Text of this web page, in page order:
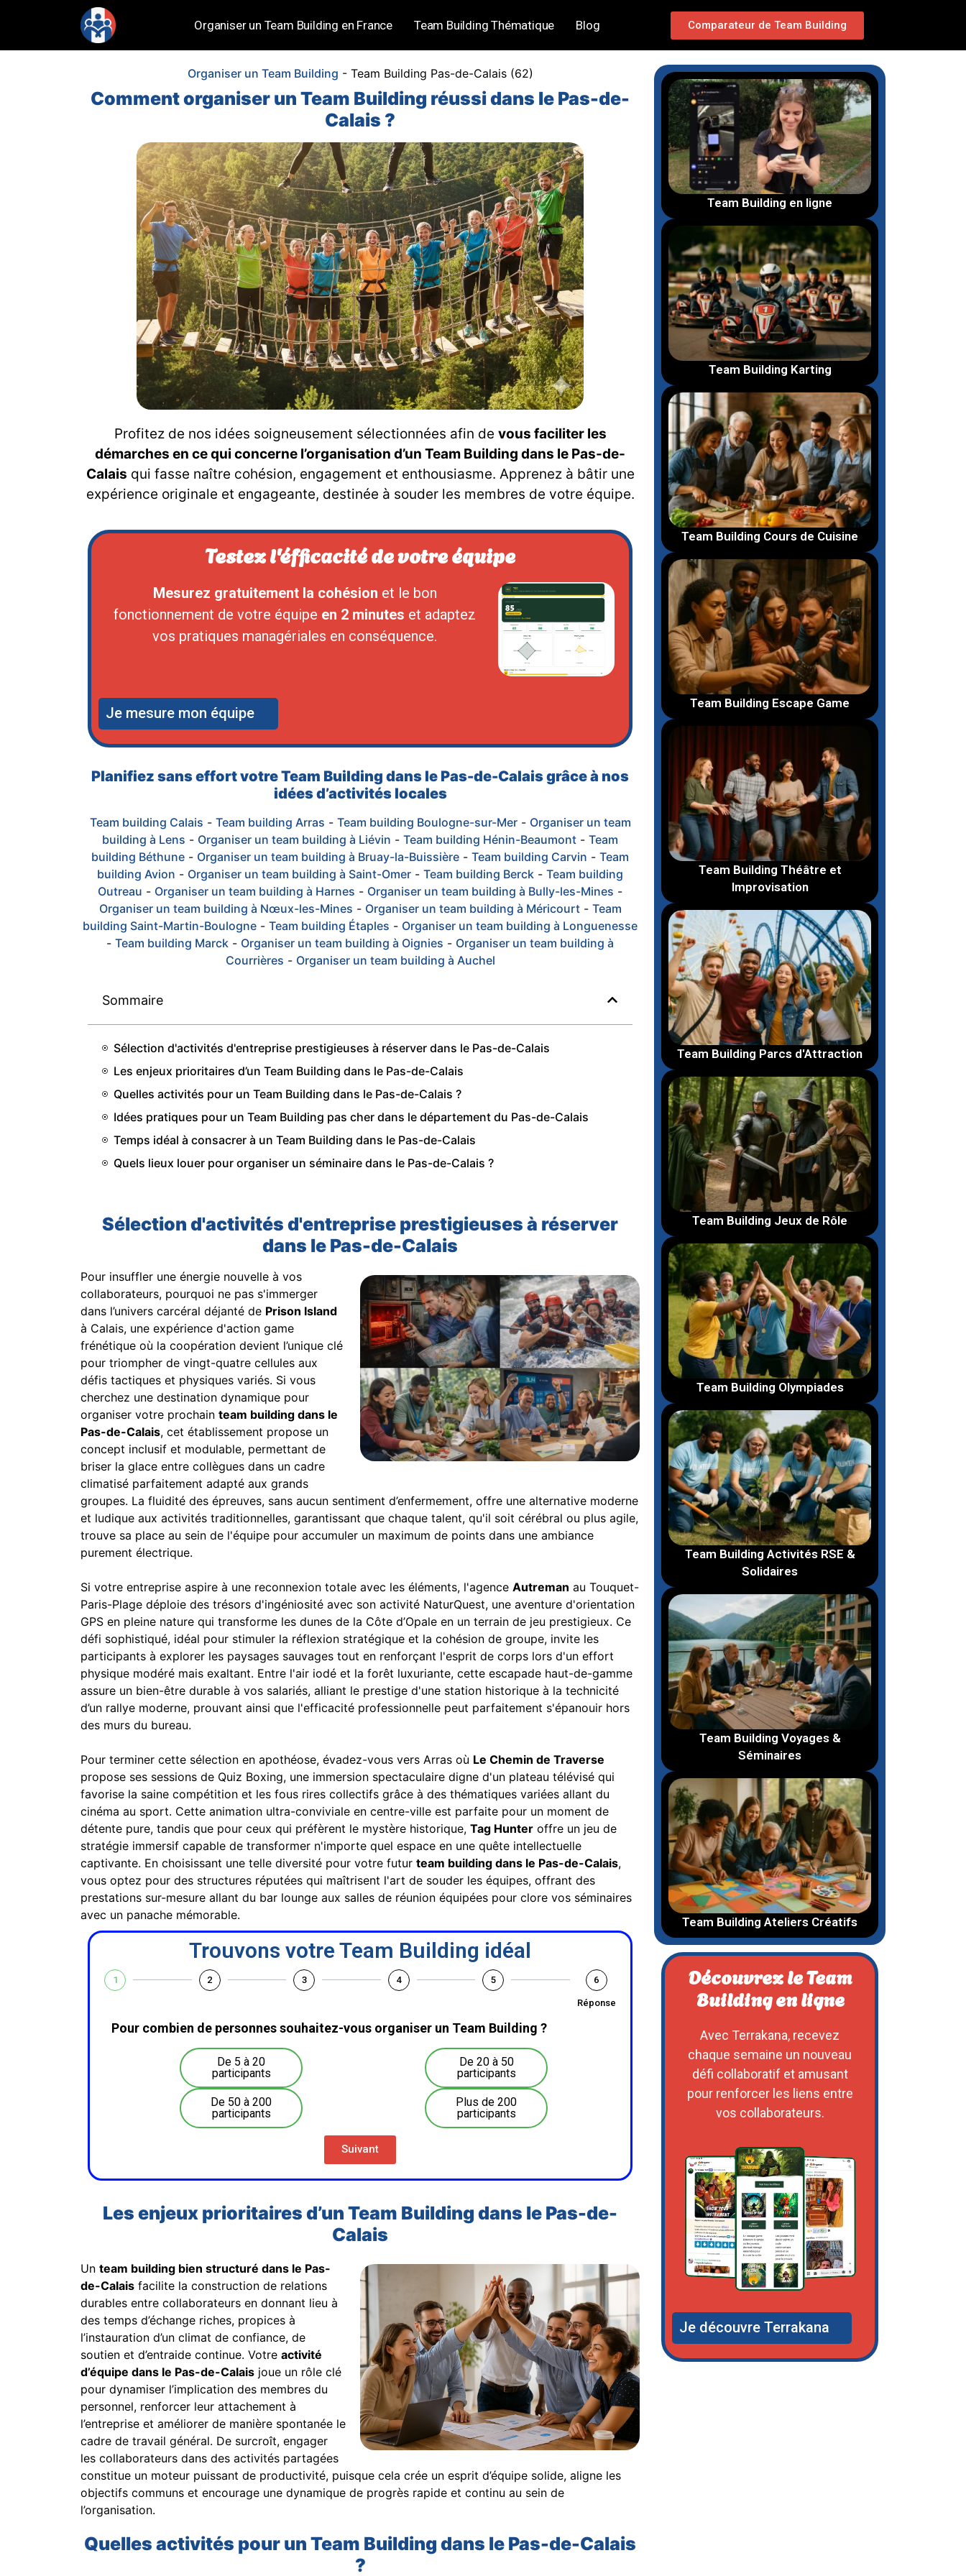
Organiser un Team Building en France Team Building Thématique Blog Comparateur de Team Building
Organiser un Team Building - Team Building Pas-de-Calais (62)
Comment organiser un Team Building réussi dans le Pas-de-
Calais ?
Profitez de nos idées soigneusement sélectionnées afin de vous faciliter les
démarches en ce qui concerne l’organisation d’un Team Building dans le Pas-de-
Calais qui fasse naître cohésion, engagement et enthousiasme. Apprenez à bâtir une
expérience originale et engageante, destinée à souder les membres de votre équipe.
Testez l'éfficacité de votre équipe
Mesurez gratuitement la cohésion et le bon
fonctionnement de votre équipe en 2 minutes et adaptez
vos pratiques managériales en conséquence.
Je mesure mon équipe
Planifiez sans effort votre Team Building dans le Pas-de-Calais grâce à nos
idées d’activités locales
Team building Calais - Team building Arras - Team building Boulogne-sur-Mer- Organiser un team
building à Lens - Organiser un team building à Liévin - Team building Hénin-Beaumont - Team
building Béthune - Organiser un team building à Bruay-la-Buissière - Team building Carvin - Team
building Avion - Organiser un team building à Saint-Omer - Team building Berck - Team building
Outreau - Organiser un team building à Harnes - Organiser un team building à Bully-les-Mines -
Organiser un team building à Nœux-les-Mines - Organiser un team building à Méricourt- Team
building Saint-Martin-Boulogne - Team building Étaples - Organiser un team building à Longuenesse
- Team building Marck - Organiser un team building à Oignies - Organiser un team building à
Courrières - Organiser un team building à Auchel
Sommaire
Sélection d'activités d'entreprise prestigieuses à réserver dans le Pas-de-Calais
Les enjeux prioritaires d’un Team Building dans le Pas-de-Calais
Quelles activités pour un Team Building dans le Pas-de-Calais ?
Idées pratiques pour un Team Building pas cher dans le département du Pas-de-Calais
Temps idéal à consacrer à un Team Building dans le Pas-de-Calais
Quels lieux louer pour organiser un séminaire dans le Pas-de-Calais ?
Sélection d'activités d'entreprise prestigieuses à réserver
dans le Pas-de-Calais
Pour insuffler une énergie nouvelle à vos
collaborateurs, pourquoi ne pas s'immerger
dans l’univers carcéral déjanté de Prison Island
à Calais, une expérience d'action game
frénétique où la coopération devient l’unique clé
pour triompher de vingt-quatre cellules aux
défis tactiques et physiques variés. Si vous
cherchez une destination dynamique pour
organiser votre prochain team building dans le
Pas-de-Calais, cet établissement propose un
concept inclusif et modulable, permettant de
briser la glace entre collègues dans un cadre
climatisé parfaitement adapté aux grands
groupes. La fluidité des épreuves, sans aucun sentiment d’enfermement, offre une alternative moderne
et ludique aux activités traditionnelles, garantissant que chaque talent, qu'il soit cérébral ou plus agile,
trouve sa place au sein de l'équipe pour accumuler un maximum de points dans une ambiance
purement électrique.
Si votre entreprise aspire à une reconnexion totale avec les éléments, l'agence Autreman au Touquet-
Paris-Plage déploie des trésors d'ingéniosité avec son activité NaturQuest, une aventure d'orientation
GPS en pleine nature qui transforme les dunes de la Côte d’Opale en un terrain de jeu prestigieux. Ce
défi sophistiqué, idéal pour stimuler la réflexion stratégique et la cohésion de groupe, invite les
participants à explorer les paysages sauvages tout en renforçant l'esprit de corps lors d'un effort
physique modéré mais exaltant. Entre l'air iodé et la forêt luxuriante, cette escapade haut-de-gamme
assure un bien-être durable à vos salariés, alliant le prestige d'une station historique à la technicité
d’un rallye moderne, prouvant ainsi que l'efficacité professionnelle peut parfaitement s'épanouir hors
des murs du bureau.
Pour terminer cette sélection en apothéose, évadez-vous vers Arras où Le Chemin de Traverse
propose ses sessions de Quiz Boxing, une immersion spectaculaire digne d'un plateau télévisé qui
favorise la saine compétition et les fous rires collectifs grâce à des thématiques variées allant du
cinéma au sport. Cette animation ultra-conviviale en centre-ville est parfaite pour un moment de
détente pure, tandis que pour ceux qui préfèrent le mystère historique, Tag Hunter offre un jeu de
stratégie immersif capable de transformer n'importe quel espace en une quête intellectuelle
captivante. En choisissant une telle diversité pour votre futur team building dans le Pas-de-Calais,
vous optez pour des structures réputées qui maîtrisent l'art de souder les équipes, offrant des
prestations sur-mesure allant du bar lounge aux salles de réunion équipées pour clore vos séminaires
avec un panache mémorable.
Trouvons votre Team Building idéal
1 2 3 4 5 6
Réponse
Pour combien de personnes souhaitez-vous organiser un Team Building ?
De 5 à 20
participants
De 20 à 50
participants
De 50 à 200
participants
Plus de 200
participants
Suivant
Les enjeux prioritaires d’un Team Building dans le Pas-de-
Calais
Un team building bien structuré dans le Pas-
de-Calais facilite la construction de relations
durables entre collaborateurs en donnant lieu à
des temps d’échange riches, propices à
l’instauration d’un climat de confiance, de
soutien et d’entraide continue. Votre activité
d’équipe dans le Pas-de-Calais joue un rôle clé
pour dynamiser l’implication des membres du
personnel, renforcer leur attachement à
l’entreprise et améliorer de manière spontanée le
cadre de travail général. De surcroît, engager
les collaborateurs dans des activités partagées
constitue un moteur puissant de productivité, puisque cela crée un esprit d’équipe solide, aligne les
objectifs communs et encourage une dynamique de progrès rapide et continu au sein de
l’organisation.
Quelles activités pour un Team Building dans le Pas-de-Calais
?
Team Building en ligne
Team Building Karting
Team Building Cours de Cuisine
Team Building Escape Game
Team Building Théâtre et
Improvisation
Team Building Parcs d'Attraction
Team Building Jeux de Rôle
Team Building Olympiades
Team Building Activités RSE &
Solidaires
Team Building Voyages &
Séminaires
Team Building Ateliers Créatifs
Découvrez le Team
Building en ligne
Avec Terrakana, recevez
chaque semaine un nouveau
défi collaboratif et amusant
pour renforcer les liens entre
vos collaborateurs.
Je découvre Terrakana